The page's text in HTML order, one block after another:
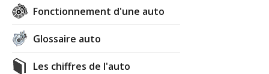
Fonctionnement d'une auto
Glossaire auto
Les chiffres de l'auto